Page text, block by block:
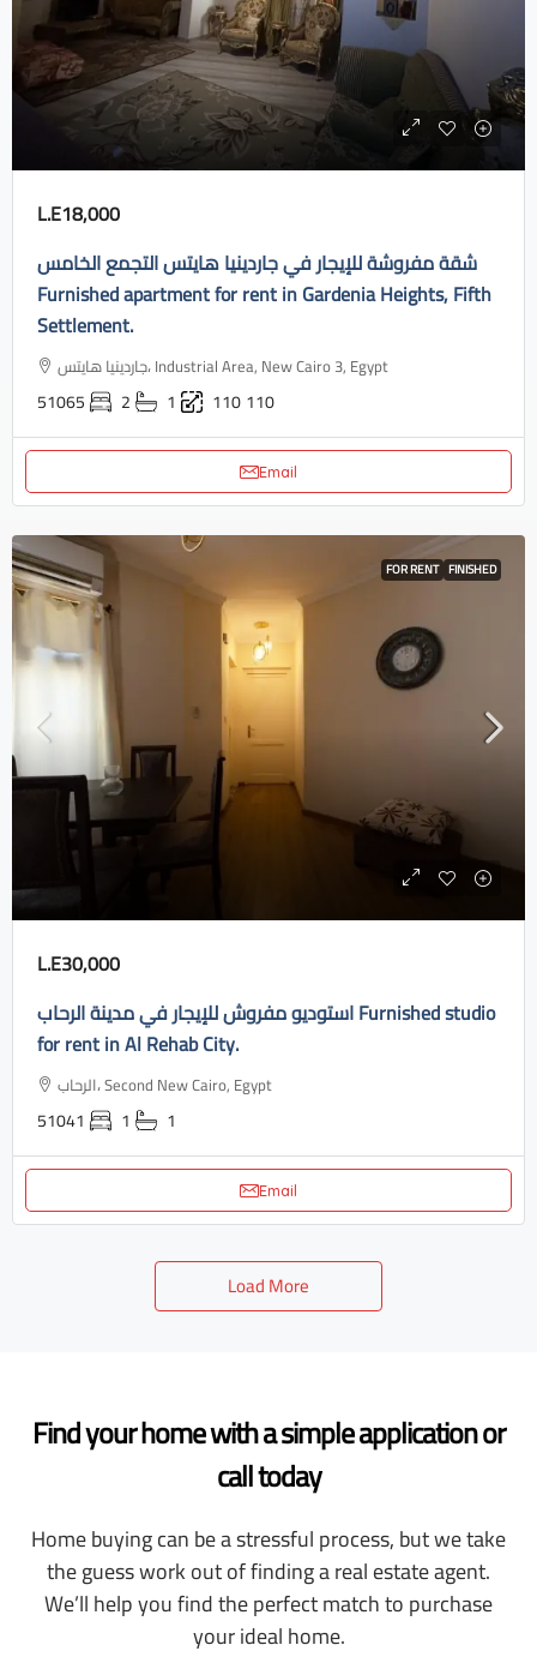
L.E18,000
شقة مفروشة للإيجار في جاردينيا هايتس التجمع الخامس
Furnished apartment for rent in Gardenia Heights, Fifth
Settlement.
جاردينيا هايتس، Industrial Area, New Cairo 3, Egypt
51065 2 1 110110
Email
FOR RENT FINISHED
L.E30,000
استوديو مفروش للإيجار في مدينة الرحاب Furnished studio
for rent in Al Rehab City.
الرحاب، Second New Cairo, Egypt
51041 1 1
Email
Load More
Find your home with a simple application or
call today
Home buying can be a stressful process, but we take
the guess work out of finding a real estate agent.
We’ll help you find the perfect match to purchase
your ideal home.